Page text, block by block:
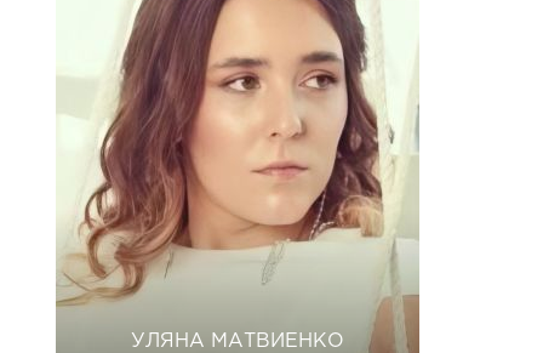
УЛЯНА МАТВИЕНКО